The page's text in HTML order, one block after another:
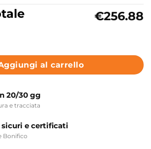
€256.88
ceramica 35x35xh12 cm Colavene
al carrello
20/30 gg
e tracciata
e certificati
Bonifico